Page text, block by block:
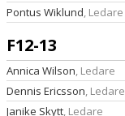
Pontus Wiklund, Ledare
F12-13
Annica Wilson, Ledare
Dennis Ericsson, Ledare
Janike Skytt, Ledare